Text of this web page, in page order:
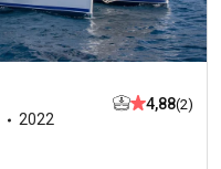
2022
4,88(2)